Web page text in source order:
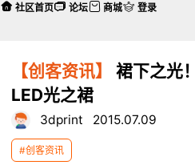
【创客资讯】
裙下之光
LED光之裙
3dprint 2015.07.09
#创客资讯
社区首页 论坛 商城 登录